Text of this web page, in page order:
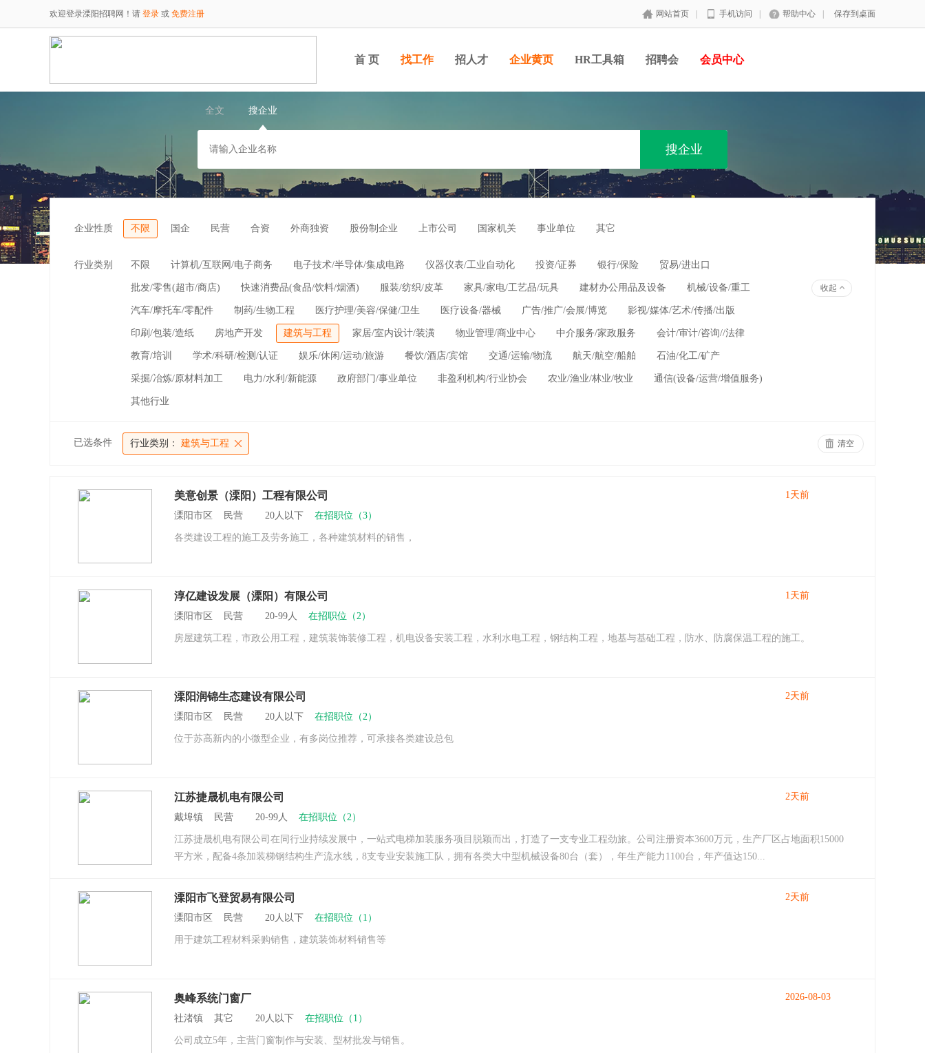
欢迎登录溧阳招聘网！请 登录 或 免费注册 网站首页 手机访问 帮助中心 保存到桌面
首 页 找工作 招人才 企业黄页 HR工具箱 招聘会 会员中心
全文 搜企业
企业性质 不限 国企 民营 合资 外商独资 股份制企业 上市公司 国家机关 事业单位 其它
行业类别 不限 计算机/互联网/电子商务 电子技术/半导体/集成电路 仪器仪表/工业自动化 投资/证券 银行/保险 贸易/进出口
批发/零售(超市/商店) 快速消费品(食品/饮料/烟酒) 服装/纺织/皮革 家具/家电/工艺品/玩具 建材办公用品及设备 机械/设备/重工
汽车/摩托车/零配件 制药/生物工程 医疗护理/美容/保健/卫生 医疗设备/器械 广告/推广/会展/博览 影视/媒体/艺术/传播/出版
印刷/包装/造纸 房地产开发 建筑与工程 家居/室内设计/装潢 物业管理/商业中心 中介服务/家政服务 会计/审计/咨询//法律
教育/培训 学术/科研/检测/认证 娱乐/休闲/运动/旅游 餐饮/酒店/宾馆 交通/运输/物流 航天/航空/船舶 石油/化工/矿产
采掘/冶炼/原材料加工 电力/水利/新能源 政府部门/事业单位 非盈利机构/行业协会 农业/渔业/林业/牧业 通信(设备/运营/增值服务)
其他行业
收起
已选条件 行业类别： 建筑与工程 清空
美意创景（溧阳）工程有限公司
1天前
溧阳市区 民营 20人以下 在招职位（3）
各类建设工程的施工及劳务施工，各种建筑材料的销售，
淳亿建设发展（溧阳）有限公司
1天前
溧阳市区 民营 20-99人 在招职位（2）
房屋建筑工程，市政公用工程，建筑装饰装修工程，机电设备安装工程，水利水电工程，钢结构工程，地基与基础工程，防水、防腐保温工程的施工。
溧阳润锦生态建设有限公司
2天前
溧阳市区 民营 20人以下 在招职位（2）
位于苏高新内的小微型企业，有多岗位推荐，可承接各类建设总包
江苏捷晟机电有限公司
2天前
戴埠镇 民营 20-99人 在招职位（2）
江苏捷晟机电有限公司在同行业持续发展中，一站式电梯加装服务项目脱颖而出，打造了一支专业工程劲旅。公司注册资本3600万元，生产厂区占地面积15000
平方米，配备4条加装梯钢结构生产流水线，8支专业安装施工队，拥有各类大中型机械设备80台（套），年生产能力1100台，年产值达150...
溧阳市飞登贸易有限公司
2天前
溧阳市区 民营 20人以下 在招职位（1）
用于建筑工程材料采购销售，建筑装饰材料销售等
奥峰系统门窗厂 2026-08-03
社渚镇 其它 20人以下 在招职位（1）
公司成立5年，主营门窗制作与安装、型材批发与销售。